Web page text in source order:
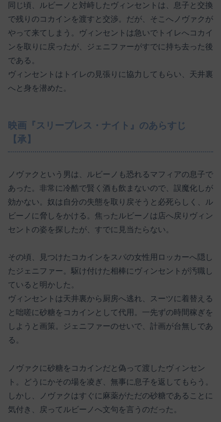
同じ頃、ルビーノと対峙したヴィンセントは、息子と交換
で残りのコカインを渡すと交渉。だが、そこへノヴァクが
やって来てしまう。ヴィンセントは急いでトイレへコカイ
ンを取りに戻ったが、ジェニファーがすでに持ち去った後
である。
ヴィンセントはトイレの見張りに協力してもらい、天井裏
へと身を潜めた。
映画『スリープレス・ナイト』のあらすじ
【承】
ノヴァクという男は、ルビーノも恐れるマフィアの息子で
あった。非常に冷酷で賢く酒も飲まないので、誤魔化しが
効かない。奴は自分の失態を取り戻そうと必死らしく、ル
ビーノに脅しをかける。焦ったルビーノは店へ戻りヴィン
セントの姿を探したが、すでに見当たらない。
その頃、見つけたコカインをスパの女性用ロッカーへ隠し
たジェニファー。駆け付けた相棒にヴィンセントが汚職し
ていると明かした。
ヴィンセントは天井裏から厨房へ逃れ、スーツに着替える
と咄嗟に砂糖をコカインとして代用。一先ずの時間稼ぎを
しようと画策。ジェニファーのせいで、計画が台無しであ
る。
ノヴァクに砂糖をコカインだと偽って渡したヴィンセン
ト。どうにかその場を凌ぎ、無事に息子を返してもらう。
しかし、ノヴァクはすぐに麻薬がただの砂糖であることに
気付き、戻ってルビーノへ文句を言うのだった。